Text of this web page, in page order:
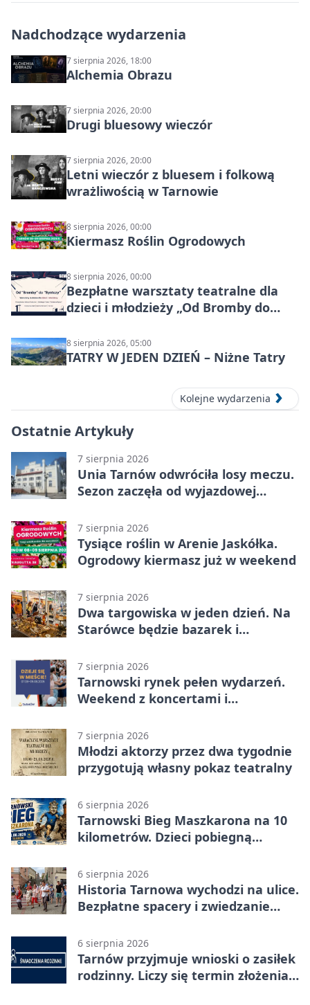
Nadchodzące wydarzenia
7 sierpnia 2026, 18:00
Alchemia Obrazu
7 sierpnia 2026, 20:00
Drugi bluesowy wieczór
7 sierpnia 2026, 20:00
Letni wieczór z bluesem i folkową
wrażliwością w Tarnowie
8 sierpnia 2026, 00:00
Kiermasz Roślin Ogrodowych
8 sierpnia 2026, 00:00
Bezpłatne warsztaty teatralne dla
dzieci i młodzieży „Od Bromby do
8 sierpnia 2026, 05:00
TATRY W JEDEN DZIEŃ – Niżne Tatry
Kolejne wydarzenia
Ostatnie Artykuły
7 sierpnia 2026
Unia Tarnów odwróciła losy meczu.
Sezon zaczęła od wyjazdowej
7 sierpnia 2026
Tysiące roślin w Arenie Jaskółka.
Ogrodowy kiermasz już w weekend
7 sierpnia 2026
Dwa targowiska w jeden dzień. Na
Starówce będzie bazarek i
7 sierpnia 2026
Tarnowski rynek pełen wydarzeń.
Weekend z koncertami i
7 sierpnia 2026
Młodzi aktorzy przez dwa tygodnie
przygotują własny pokaz teatralny
6 sierpnia 2026
Tarnowski Bieg Maszkarona na 10
kilometrów. Dzieci pobiegną
6 sierpnia 2026
Historia Tarnowa wychodzi na ulice.
Bezpłatne spacery i zwiedzanie
6 sierpnia 2026
Tarnów przyjmuje wnioski o zasiłek
rodzinny. Liczy się termin złożenia